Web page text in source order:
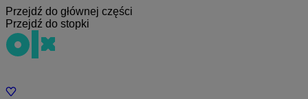
Przejdź do głównej części
Przejdź do stopki